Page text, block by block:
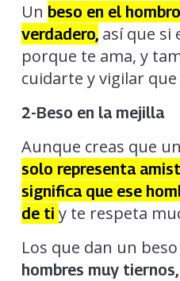
Un beso en el
verdadero,así que si
porque te ama, y
cuidarte y vigilar
2-Beso en la mejilla
Aunque creas que un
solo representa
significa que ese
de ti y te respeta
Los que dan un
hombres muy